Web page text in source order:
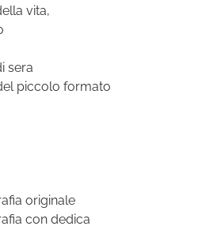
vita,
sera
piccolo formato
originale
con dedica